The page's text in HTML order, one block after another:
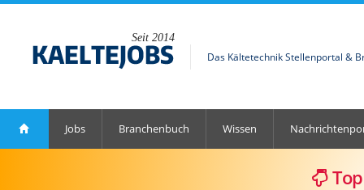
Seit 2014
Das Kältetechnik Stellenportal &
Jobs Branchenbuch Wissen